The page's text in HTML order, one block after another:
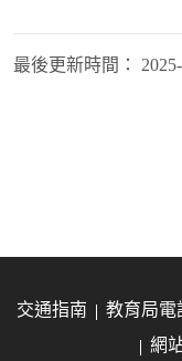
最後更新時間：
交通指南 教育局電
網